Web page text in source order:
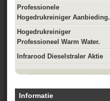
Professionele
Hogedrukreiniger Aanbieding.
Hogedrukreiniger
Professioneel Warm Water.
Infrarood Dieselstraler Aktie
Informatie